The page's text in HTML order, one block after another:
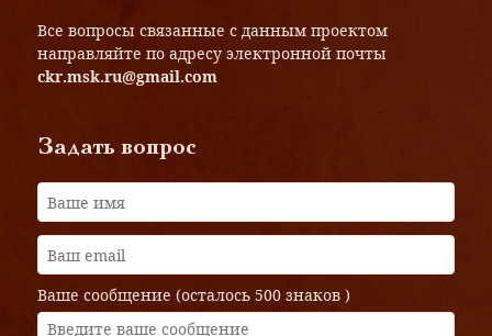
Все вопросы связанные с данным проектом
направляйте по адресу электронной почты
ckr.msk.ru@gmail.com
Задать вопрос
Ваше сообщение (осталось 500 знаков )